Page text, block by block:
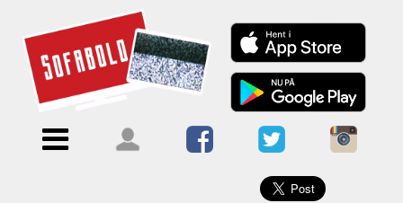
Menu
ForsideKalendere
Blogs
Om
Sofabold
×